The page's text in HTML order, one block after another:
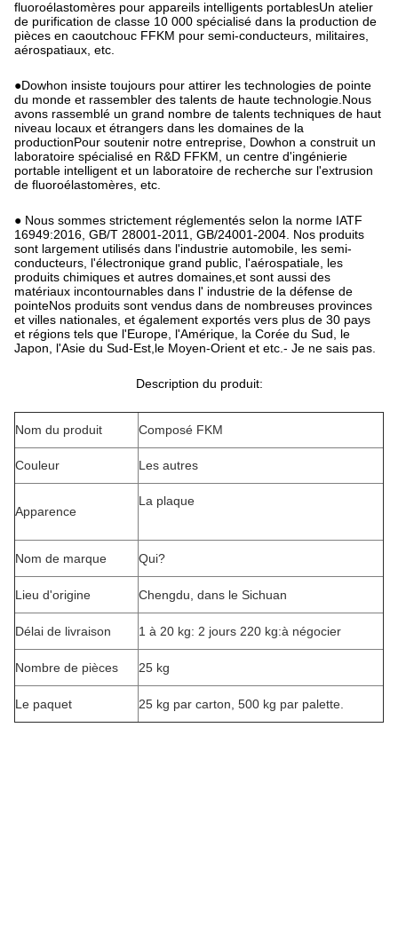
fluoroélastomères pour appareils intelligents portablesUn atelier
de purification de classe 10 000 spécialisé dans la production de
pièces en caoutchouc FFKM pour semi-conducteurs, militaires,
aérospatiaux, etc.
●Dowhon insiste toujours pour attirer les technologies de pointe
du monde et rassembler des talents de haute technologie.Nous
avons rassemblé un grand nombre de talents techniques de haut
niveau locaux et étrangers dans les domaines de la
productionPour soutenir notre entreprise, Dowhon a construit un
laboratoire spécialisé en R&D FFKM, un centre d'ingénierie
portable intelligent et un laboratoire de recherche sur l'extrusion
de fluoroélastomères, etc.
● Nous sommes strictement réglementés selon la norme IATF
16949:2016, GB/T 28001-2011, GB/24001-2004. Nos produits
sont largement utilisés dans l'industrie automobile, les semi-
conducteurs, l'électronique grand public, l'aérospatiale, les
produits chimiques et autres domaines,et sont aussi des
matériaux incontournables dans l' industrie de la défense de
pointeNos produits sont vendus dans de nombreuses provinces
et villes nationales, et également exportés vers plus de 30 pays
et régions tels que l'Europe, l'Amérique, la Corée du Sud, le
Japon, l'Asie du Sud-Est,le Moyen-Orient et etc.- Je ne sais pas.
Description du produit:
Nom du produit Composé FKM
Couleur Les autres
Apparence
La plaque
Nom de marque Qui?
Lieu d'origine Chengdu, dans le Sichuan
Délai de livraison 1 à 20 kg: 2 jours 220 kg:à négocier
Nombre de pièces 25 kg
Le paquet 25 kg par carton, 500 kg par palette.